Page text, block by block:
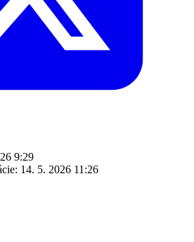
9:29
14. 5. 2026 11:26